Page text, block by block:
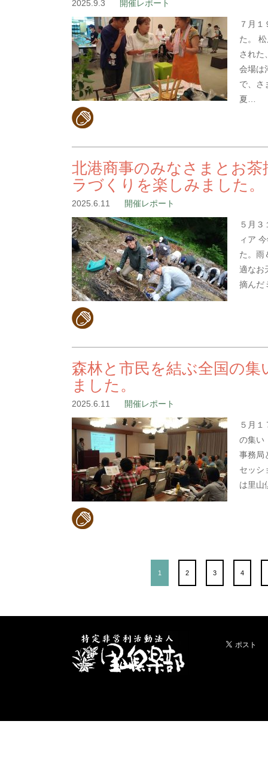
2025.9.3 開催レポート
７月
た。
された
会場は
で、さ
夏…
北港商事のみなさまとお
ラづくりを楽しみました。
2025.6.11 開催レポート
５月
ィア
た。雨
適なお
摘んだ
森林と市民を結ぶ全国の
ました。
2025.6.11 開催レポート
５月１
の集い
事務局
セッシ
は里山
1 2 3 4